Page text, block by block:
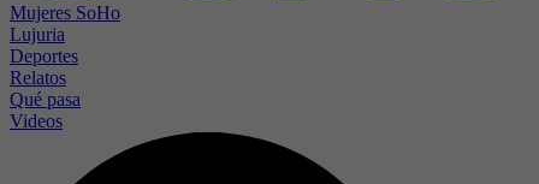
Mujeres SoHo
Lujuria
Deportes
Relatos
Qué pasa
Videos